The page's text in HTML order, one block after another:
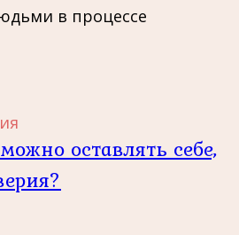
в процессе
оставлять себе,